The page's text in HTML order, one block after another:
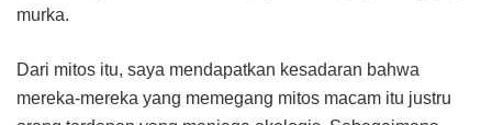
murka.
Dari mitos itu, saya mendapatkan kesadaran bahwa
mereka-mereka yang memegang mitos macam itu justru